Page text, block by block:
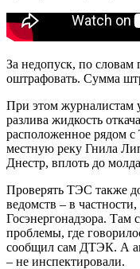
За недопуск, по
оштрафовать. Сумма
При этом журналистам
разлива жидкость
расположенное рядом
местную реку Гнила
Днестр, вплоть до
Проверять ТЭС также
ведомств – в
Госэнергонадзора. Там
проблемы, где
сообщил сам ДТЭК. А
– не инспектировали.